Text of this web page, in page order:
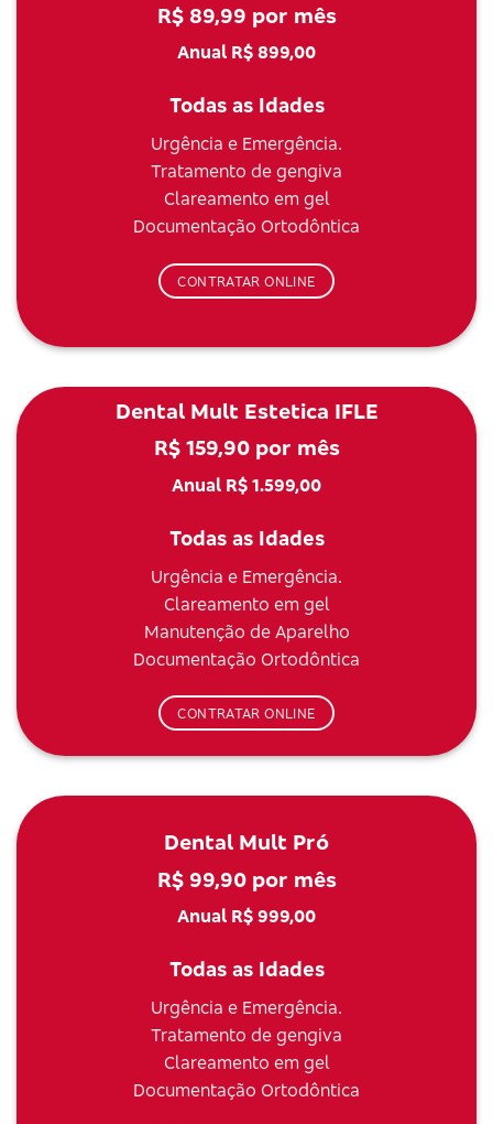
R$ 89,99 por mês
Anual R$ 899,00
Todas as Idades
Urgência e Emergência.
Tratamento de gengiva
Clareamento em gel
Documentação Ortodôntica
CONTRATAR ONLINE
Dental Mult Estetica IFLE
R$ 159,90 por mês
Anual R$ 1.599,00
Todas as Idades
Urgência e Emergência.
Clareamento em gel
Manutenção de Aparelho
Documentação Ortodôntica
CONTRATAR ONLINE
Dental Mult Pró
R$ 99,90 por mês
Anual R$ 999,00
Todas as Idades
Urgência e Emergência.
Tratamento de gengiva
Clareamento em gel
Documentação Ortodôntica